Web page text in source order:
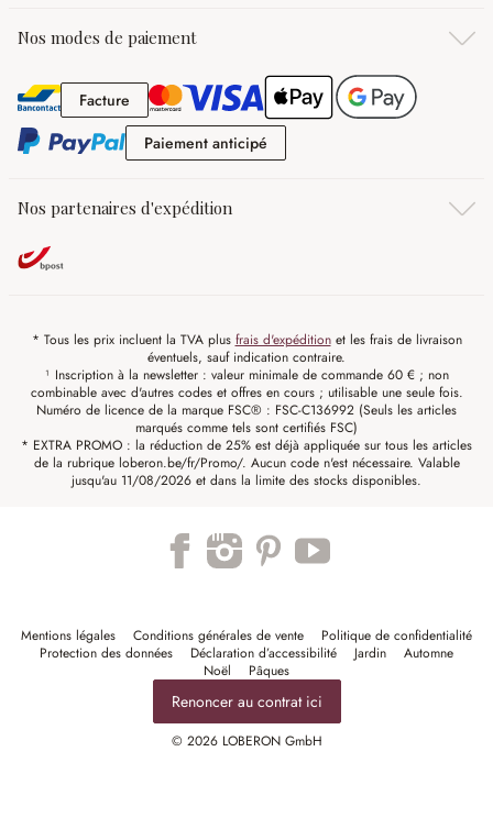
Nos modes de paiement
FactureFacture
Paiement anticipé
Nos partenaires d'expédition
* Tous les prix incluent la TVA plus frais d'expéditionet les frais de livraison
éventuels, sauf indication contraire.
¹ Inscription à la newsletter : valeur minimale de commande 60 € ; non
combinable avec d'autres codes et offres en cours ; utilisable une seule fois.
Numéro de licence de la marque FSC® : FSC-C136992 (Seuls les articles
marqués comme tels sont certifiés FSC)
* EXTRA PROMO : la réduction de 25% est déjà appliquée sur tous les articles
de la rubrique loberon.be/fr/Promo/. Aucun code n'est nécessaire. Valable
jusqu'au 11/08/2026 et dans la limite des stocks disponibles.
Mentions légales Conditions générales de vente
Politique de confidentialité
Protection des données
Déclaration d’accessibilité Jardin
Automne
Noël
Pâques
Renoncer au contrat ici
© 2026 LOBERON GmbH